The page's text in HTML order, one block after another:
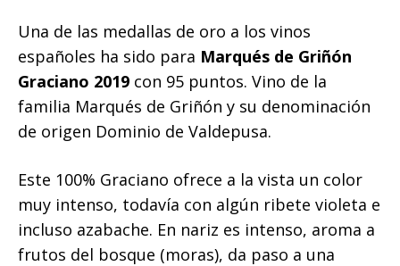
Una de las medallas de oro a los vinos
españoles ha sido para Marqués de Griñón
Graciano 2019 con 95 puntos. Vino de la
familia Marqués de Griñón y su denominación
de origen Dominio de Valdepusa.
Este 100% Graciano ofrece a la vista un color
muy intenso, todavía con algún ribete violeta e
incluso azabache. En nariz es intenso, aroma a
frutos del bosque (moras), da paso a una